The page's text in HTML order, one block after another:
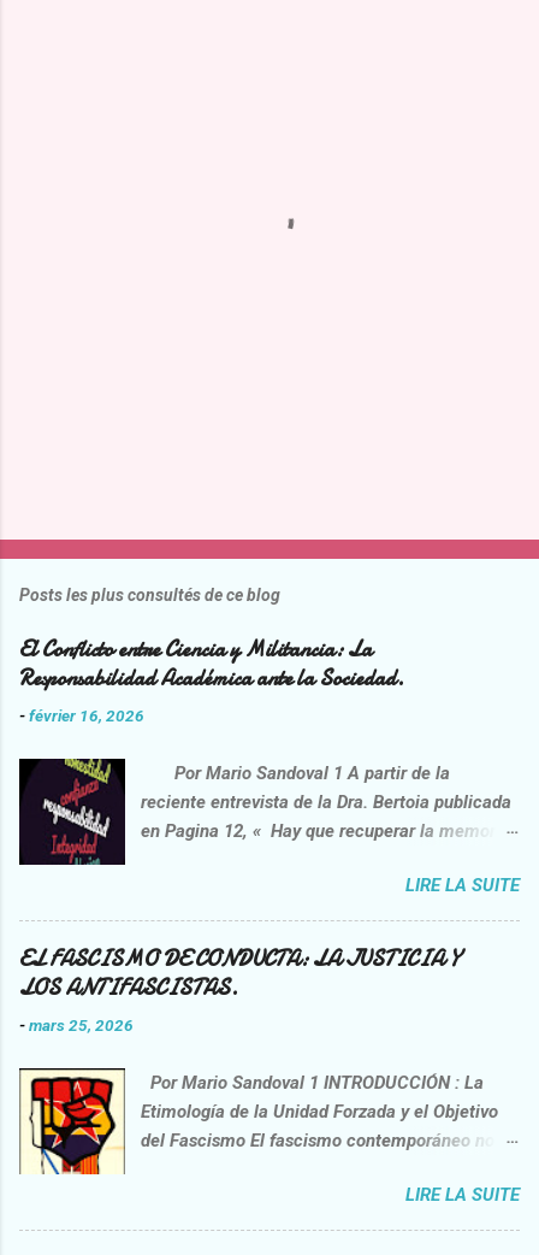
Posts les plus consultés de ce blog
El Conflicto entre Ciencia y Militancia: La
Responsabilidad Académica ante la Sociedad.
-février 16, 2026
Por Mario Sandoval 1 A partir de la
reciente entrevista de la Dra. Bertoia publicada
en Pagina 12, « Hay que recuperar la memoria
https://www.pagina12.com.ar/2026/02/06/danie
l-feierstein-hay-que-recuperar-la-memoria-de-
la-lucha-contra-la-impunidad/ , opera una
interpelación crítica sobre la praxis del
afirmaciones que nos interpelan como sujetos
racionales y miembros de una sociedad civil. Si
bien el discurso surge de un académico
constituye, forzosamente, un ejercicio de
sociología; se trata de una composición de
LIRE LA SUITE
EL FASCISMO DE CONDUCTA: LA JUSTICIA Y
LOS ANTIFASCISTAS.
-mars 25, 2026
Por Mario Sandoval 1 INTRODUCCIÓN : La
Etimología de la Unidad Forzada y el Objetivo
del Fascismo El fascismo contemporáneo no es
y castigo. El término Fascismo 2 proviene del
latín fasces (haces): un manojo de varas de
LIRE LA SUITE